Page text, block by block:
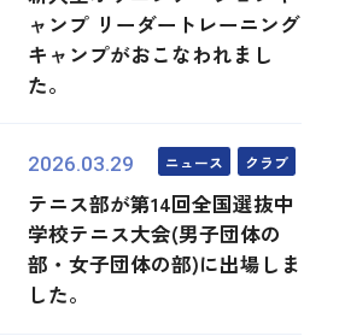
ャンプ リーダートレーニング
キャンプがおこなわれまし
た。
2026.03.29 ニュース クラブ
テニス部が第14回全国選抜中
学校テニス大会(男子団体の
部・女子団体の部)に出場しま
した。